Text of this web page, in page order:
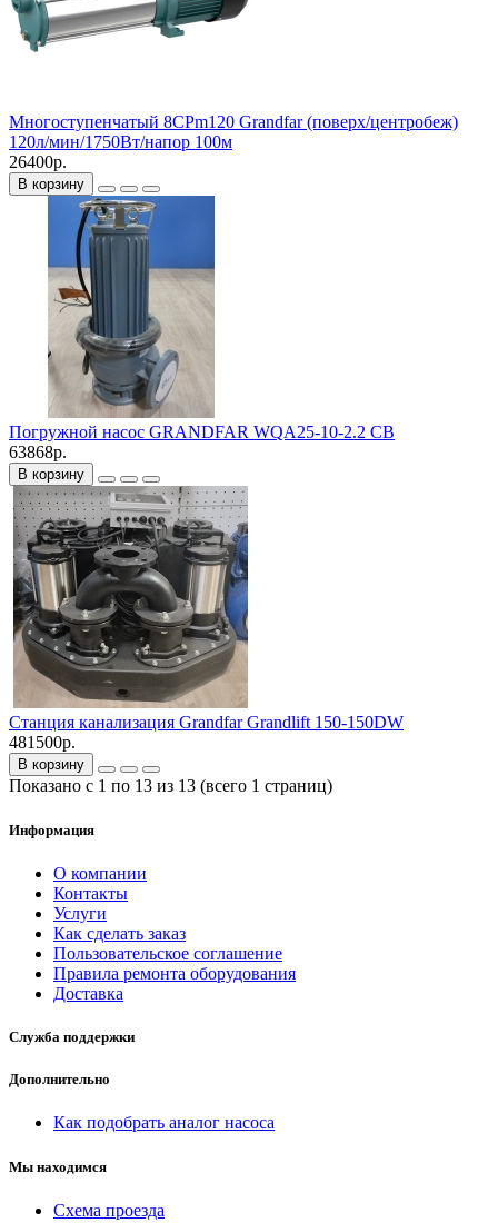
Многоступенчатый 8CPm120 Grandfar (поверх/центробеж)
120л/мин/1750Вт/напор 100м
26400р.
В корзину
Погружной насос GRANDFAR WQA25-10-2.2 CB
63868р.
В корзину
Станция канализация Grandfar Grandlift 150-150DW
481500р.
В корзину
Показано с 1 по 13 из 13 (всего 1 страниц)
Информация
О компании
Контакты
Услуги
Как сделать заказ
Пользовательское соглашение
Правила ремонта оборудования
Доставка
Служба поддержки
Дополнительно
Как подобрать аналог насоса
Мы находимся
Схема проезда